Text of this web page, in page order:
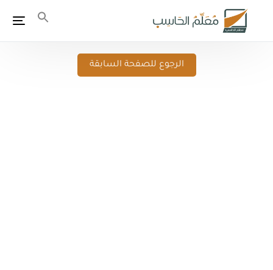
الرجوع للصفحة السابقة